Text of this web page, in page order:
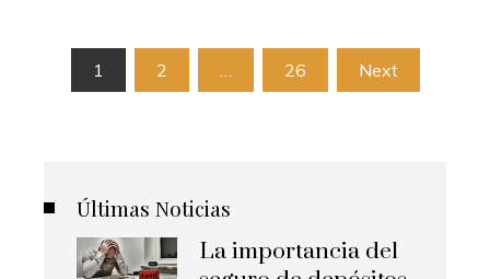
Paginación
1 2 26 Next
Últimas Noticias
La importancia del